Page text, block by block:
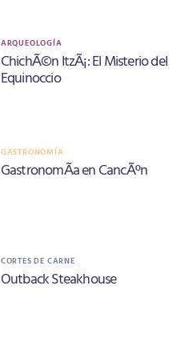
ARQUEOLOGÍA
ChichÃ©n ItzÃ¡: El Misterio del
Equinoccio
GASTRONOMÍA
GastronomÃ­a en CancÃºn
CORTES DE CARNE
Outback Steakhouse